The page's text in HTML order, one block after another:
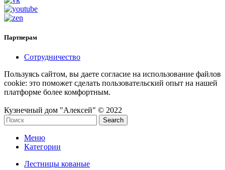
Партнерам
Сотрудничество
Пользуясь сайтом, вы даете согласие на использование файлов
cookie: это поможет сделать пользовательский опыт на нашей
платформе более комфортным.
Кузнечный дом "Алексей" © 2022
Search
Меню
Категории
Лестницы кованые